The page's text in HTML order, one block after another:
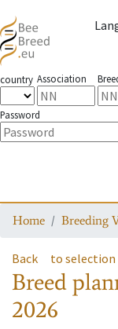
country Association
Password
Home Breeding
Back to
Breed
2026